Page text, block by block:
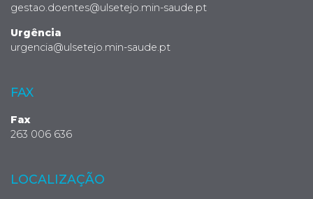
gestao.doentes@ulsetejo.min-saude.pt
Urgência
urgencia@ulsetejo.min-saude.pt
FAX
Fax
263 006 636
LOCALIZAÇÃO